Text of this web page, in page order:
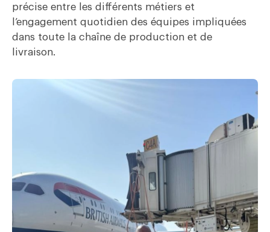
précise entre les différents métiers et
l’engagement quotidien des équipes impliquées
dans toute la chaîne de production et de
livraison.